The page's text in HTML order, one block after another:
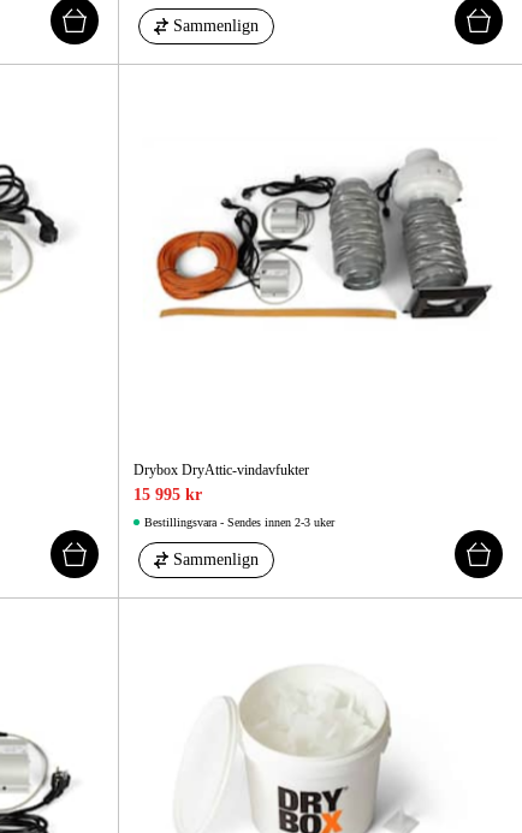
Sammenlign
Drybox DryAttic-vindavfukter
15 995 kr
Bestillingsvara - Sendes innen 2-3 uker
Sammenlign